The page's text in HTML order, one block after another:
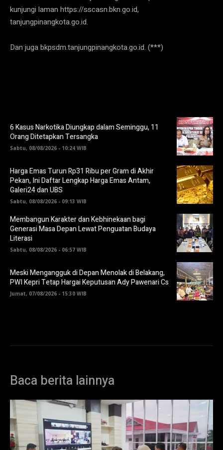
kunjungi laman https://sscasn.bkn.go.id,
tanjungpinangkota.go.id.
Dan juga bkpsdm.tanjungpinangkota.go.id. (***)
6 Kasus Narkotika Diungkap dalam Seminggu, 11
Orang Ditetapkan Tersangka
Sabtu, 08/08/2026 - 10:24 WIB
Harga Emas Turun Rp31 Ribu per Gram di Akhir
Pekan, Ini Daftar Lengkap Harga Emas Antam,
Galeri24 dan UBS
Sabtu, 08/08/2026 - 09:13 WIB
Membangun Karakter dan Kebhinekaan bagi
Generasi Masa Depan Lewat Penguatan Budaya
Literasi
Sabtu, 08/08/2026 - 06:57 WIB
Meski Mengangguk di Depan Menolak di Belakang,
PWI Kepri Tetap Hargai Keputusan Ady Pawenari Cs
Jumat, 07/08/2026 - 15:30 WIB
Baca berita lainnya